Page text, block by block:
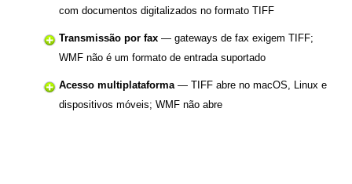
com documentos digitalizados no formato TIFF
Transmissão por fax — gateways de fax exigem TIFF;
WMF não é um formato de entrada suportado
Acesso multiplataforma— TIFF abre no macOS, Linux e
dispositivos móveis; WMF não abre